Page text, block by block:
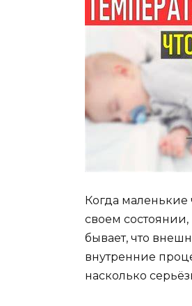
Когда
своем
бывает, что
внутренние
насколько